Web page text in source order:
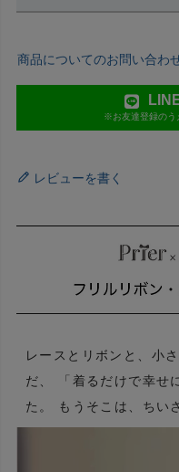
商品についてのお問い合わ
※お友達登録のう
レビューを書く
レースとリボンと、小
だ、 「着るだけで幸せ
た。 もうそこは、ちい